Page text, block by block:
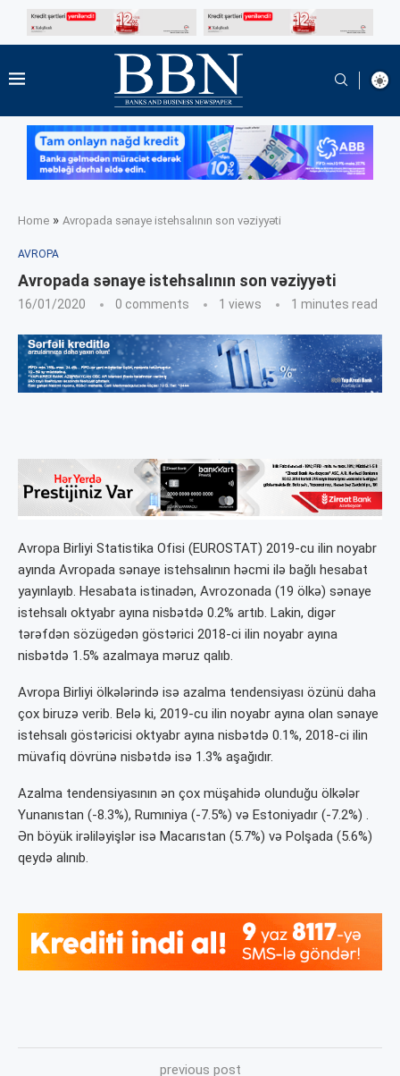
Home » Avropada sənaye istehsalının son vəziyyəti
AVROPA
Avropada sənaye istehsalının son vəziyyəti
16/01/2020 0 comments 1 views 1 minutes read
Avropa Birliyi Statistika Ofisi (EUROSTAT) 2019-cu ilin noyabr
ayında Avropada sənaye istehsalının həcmi ilə bağlı hesabat
yayınlayıb. Hesabata istinadən, Avrozonada (19 ölkə) sənaye
istehsalı oktyabr ayına nisbətdə 0.2% artıb. Lakin, digər
tərəfdən sözügedən göstərici 2018-ci ilin noyabr ayına
nisbətdə 1.5% azalmaya məruz qalıb.
Avropa Birliyi ölkələrində isə azalma tendensiyası özünü daha
çox biruzə verib. Belə ki, 2019-cu ilin noyabr ayına olan sənaye
istehsalı göstəricisi oktyabr ayına nisbətdə 0.1%, 2018-ci ilin
müvafiq dövrünə nisbətdə isə 1.3% aşağıdır.
Azalma tendensiyasının ən çox müşahidə olunduğu ölkələr
Yunanıstan (-8.3%), Rumıniya (-7.5%) və Estoniyadır (-7.2%) .
Ən böyük irəliləyişlər isə Macarıstan (5.7%) və Polşada (5.6%)
qeydə alınıb.
previous post